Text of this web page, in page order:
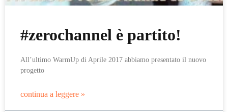
#zerochannel è partito!
All’ultimo WarmUp di Aprile 2017 abbiamo presentato il nuovo
progetto
continua a leggere »